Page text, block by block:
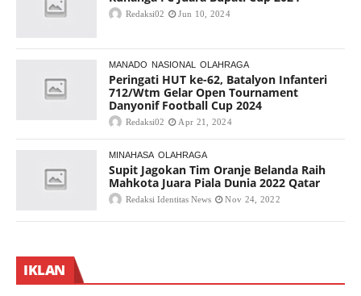
Redaksi02 Jun 10, 2024
MANADO NASIONAL OLAHRAGA
Peringati HUT ke-62, Batalyon Infanteri
712/Wtm Gelar Open Tournament
Danyonif Football Cup 2024
Redaksi02 Apr 21, 2024
MINAHASA OLAHRAGA
Supit Jagokan Tim Oranje Belanda Raih
Mahkota Juara Piala Dunia 2022 Qatar
Redaksi Identitas News Nov 24, 2022
IKLAN